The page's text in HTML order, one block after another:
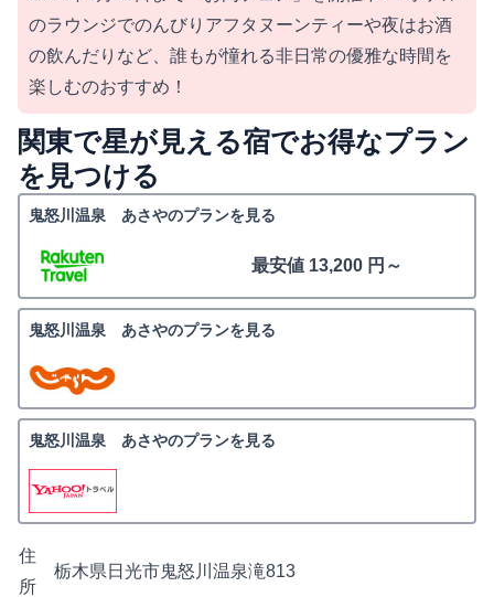
のラウンジでのんびりアフタヌーンティーや夜はお酒
の飲んだりなど、誰もが憧れる非日常の優雅な時間を
楽しむのおすすめ！
関東で星が見える宿でお得なプラン
を見つける
鬼怒川温泉 あさやのプランを見る
最安値 13,200 円～
鬼怒川温泉 あさやのプランを見る
鬼怒川温泉 あさやのプランを見る
住
所
栃木県日光市鬼怒川温泉滝813